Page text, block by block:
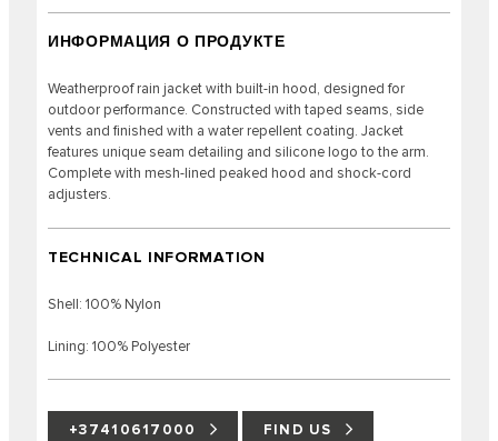
ИНФОРМАЦИЯ О ПРОДУКТЕ
Weatherproof rain jacket with built-in hood, designed for
outdoor performance. Constructed with taped seams, side
vents and finished with a water repellent coating. Jacket
features unique seam detailing and silicone logo to the arm.
Complete with mesh-lined peaked hood and shock-cord
adjusters.
TECHNICAL INFORMATION
Shell: 100% Nylon
Lining: 100% Polyester
+37410617000 FIND US